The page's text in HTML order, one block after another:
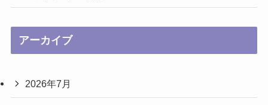
アーカイブ
2026年7月